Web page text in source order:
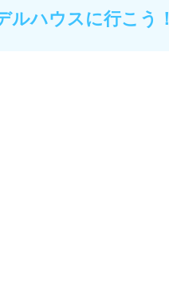
ルハウスに行こう！